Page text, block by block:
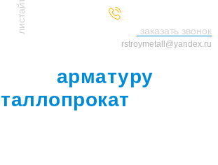
заказать звонок
rstroymetall@yandex.ru
арматуру